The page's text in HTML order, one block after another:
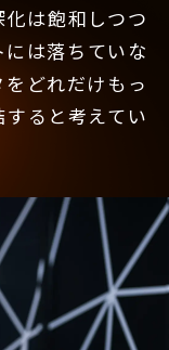
は飽和しつつ
は落ちていな
どれだけもっ
ると考えてい